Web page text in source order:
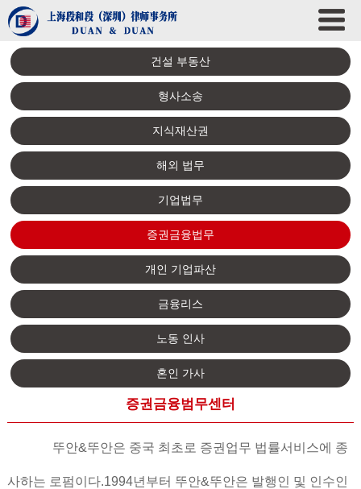
건설 부동산
형사소송
지식재산권
해외 법무
기업법무
증권금융법무
개인 기업파산
금융리스
노동 인사
혼인 가사
증권금융범무센터
뚜안&뚜안은 중국 최초로 증권업무 법률서비스에 종
사하는 로펌이다.1994년부터 뚜안&뚜안은 발행인 및 인수인